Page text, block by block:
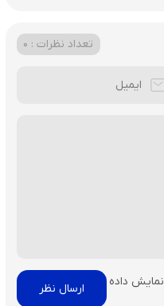
تعداد نظرات : 0
داده